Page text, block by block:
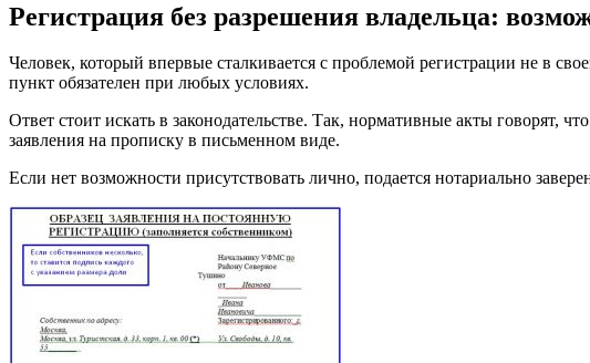
Регистрация без разрешения владельца:
Человек, который впервые сталкивается с проблемой регистрации не в
пункт обязателен при любых условиях.
Ответ стоит искать в законодательстве. Так, нормативные акты говорят,
заявления на прописку в письменном виде.
Если нет возможности присутствовать лично, подается нотариально